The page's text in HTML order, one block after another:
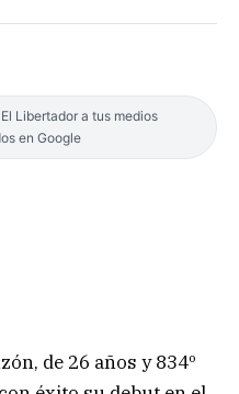
Libertador a tus medios
en Google
de 26 años y 834º